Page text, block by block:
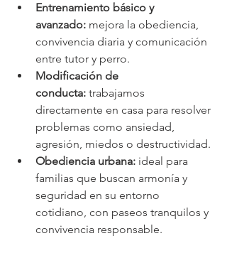
Entrenamiento básico y
avanzado: mejora la obediencia,
convivencia diaria y comunicación
entre tutor y perro.
Modificación de
conducta: trabajamos
directamente en casa para resolver
problemas como ansiedad,
agresión, miedos o destructividad.
Obediencia urbana: ideal para
familias que buscan armonía y
seguridad en su entorno
cotidiano, con paseos tranquilos y
convivencia responsable.